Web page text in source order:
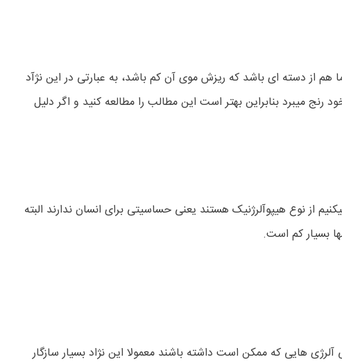
از دسته ای باشد که ریزش موی آن کم باشد، به عبارتی در این نژآد
بنابراین بهتر است این مطالب را مطالعه کنید و اگر دلیل
نوع هیپوآلرژنیک هستند یعنی حساسیتی برای انسان ندارند البته
هایی که ممکن است داشته باشند معمولا این نژاد بسیار سازگار